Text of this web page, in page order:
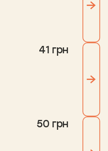
41 грн
50 грн